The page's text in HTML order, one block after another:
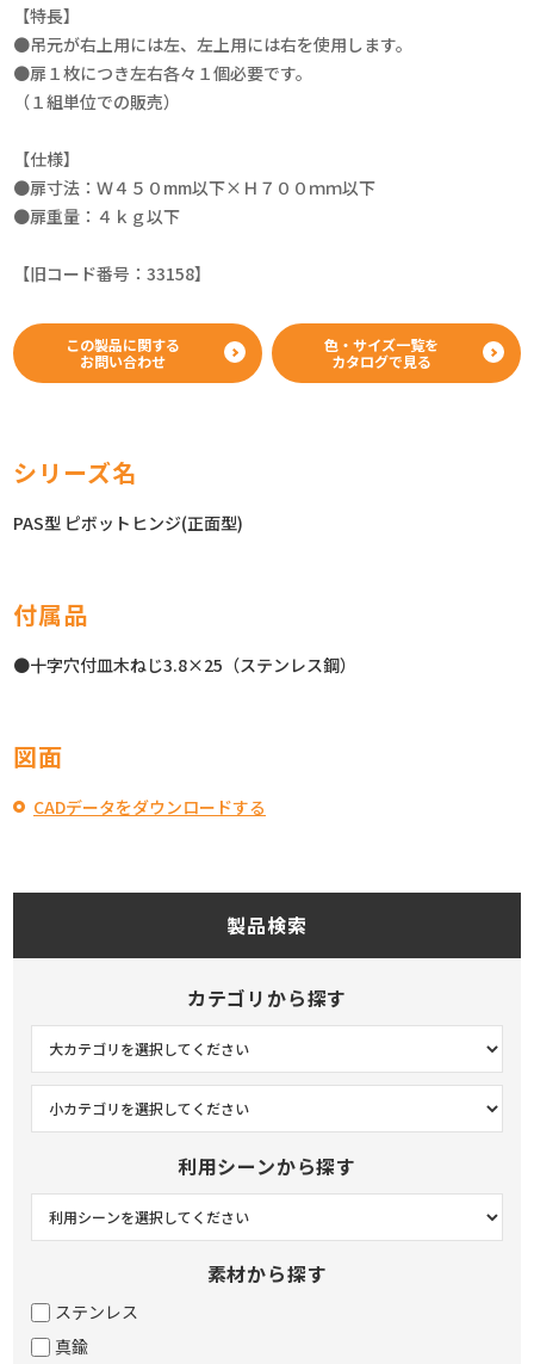
【特長】
●吊元が右上用には左、左上用には右を使用します。
●扉１枚につき左右各々１個必要です。
（１組単位での販売）
【仕様】
●扉寸法：Ｗ４５０mm以下×Ｈ７００ｍｍ以下
●扉重量：４ｋｇ以下
【旧コード番号：33158】
この製品に関する
お問い合わせ
色・サイズ一覧を
カタログで見る
シリーズ名
PAS型 ピボットヒンジ(正面型)
付属品
●十字穴付皿木ねじ3.8×25（ステンレス鋼）
図面
CADデータをダウンロードする
製品検索
カテゴリから探す
利用シーンから探す
素材から探す
ステンレス
真鍮